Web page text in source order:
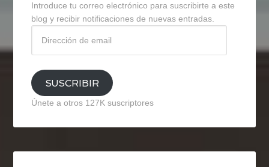
Introduce tu correo electrónico para suscribirte a este
blog y recibir notificaciones de nuevas entradas.
email
SUSCRIBIR
Únete a otros 127K suscriptores